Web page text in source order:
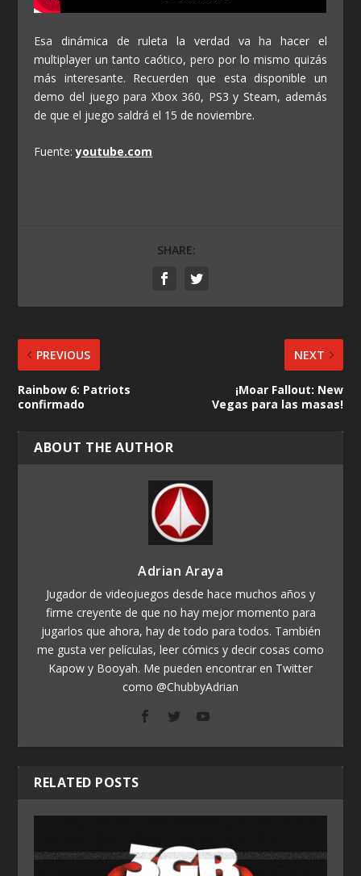
Esa dinámica de ruleta la verdad va ha hacer el
multiplayer un tanto caótico, pero por lo mismo quizás
más interesante. Recuerden que esta disponible un
demo del juego para Xbox 360, PS3 y Steam, además
de que el juego saldrá el 15 de noviembre.
Fuente:youtube.com
SHARE:
PREVIOUS
Rainbow 6: Patriots
confirmado
NEXT
¡Moar Fallout: New
Vegas para las masas!
ABOUT THE AUTHOR
Adrian Araya
Jugador de videojuegos desde hace muchos años y
firme creyente de que no hay mejor momento para
jugarlos que ahora, hay de todo para todos. También
me gusta ver películas, leer cómics y decir cosas como
Kapow y Booyah. Me pueden encontrar en Twitter
como @ChubbyAdrian
RELATED POSTS